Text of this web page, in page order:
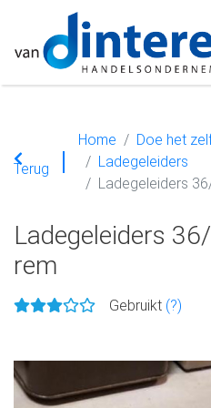
Terug
Home Doe het
Ladegeleiders
Ladegeleiders
Ladegeleiders
rem
Gebruikt (?)